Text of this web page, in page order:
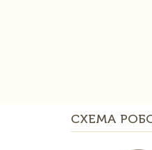
СХЕМА